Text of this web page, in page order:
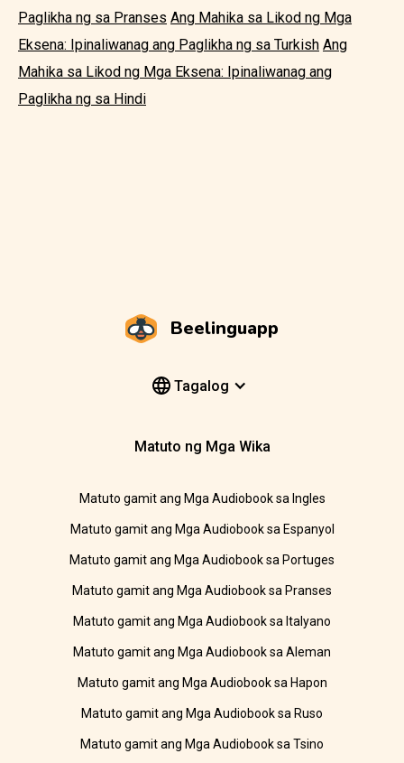
Paglikha ng sa Pranses Ang Mahika sa Likod ng Mga
Eksena: Ipinaliwanag ang Paglikha ng sa Turkish Ang
Mahika sa Likod ng Mga Eksena: Ipinaliwanag ang
Paglikha ng sa Hindi
Beelinguapp
Tagalog
Matuto ng Mga Wika
Matuto gamit ang Mga Audiobook sa Ingles
Matuto gamit ang Mga Audiobook sa Espanyol
Matuto gamit ang Mga Audiobook sa Portuges
Matuto gamit ang Mga Audiobook sa Pranses
Matuto gamit ang Mga Audiobook sa Italyano
Matuto gamit ang Mga Audiobook sa Aleman
Matuto gamit ang Mga Audiobook sa Hapon
Matuto gamit ang Mga Audiobook sa Ruso
Matuto gamit ang Mga Audiobook sa Tsino